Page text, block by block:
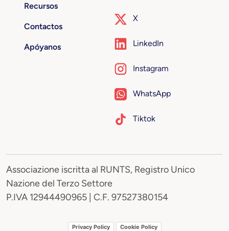
Recursos
Contactos
Apóyanos
X
LinkedIn
Instagram
WhatsApp
Tiktok
Associazione iscritta al RUNTS, Registro Unico
Nazione del Terzo Settore
P.IVA 12944490965 | C.F. 97527380154
Privacy Policy Cookie Policy